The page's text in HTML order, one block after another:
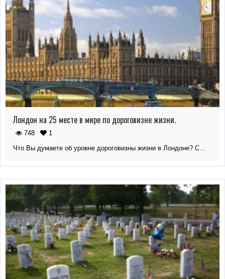
Лондон на 25 месте в мире по дороговизне жизни.
748
1
Что Вы думаете об уровне дороговизны жизни в Лондоне? С…